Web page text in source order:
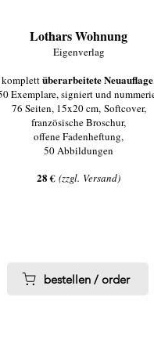
Lothars Wohnung
Eigenverlag
komplettüberarbeitete Neuauflage
Exemplare, signiert und
76 Seiten, 15x20 cm, Softcover,
französische Broschur,
offene Fadenheftung,
50 Abbildungen
28 € (zzgl. Versand)
bestellen / order